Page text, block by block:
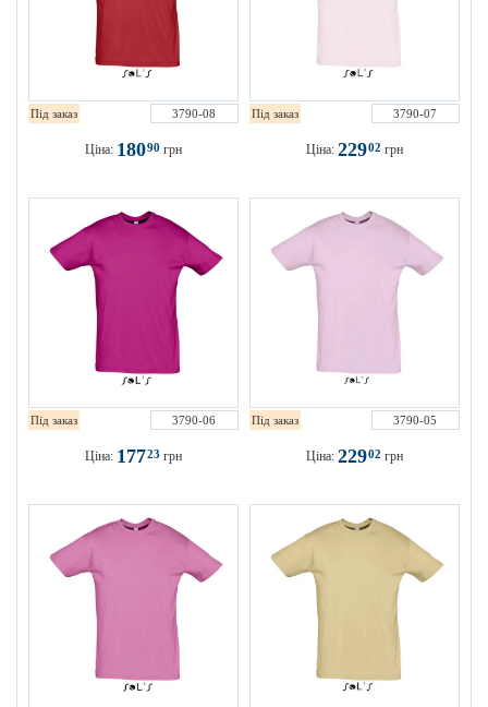
Під заказ 3790-08
Ціна: 18090 грн
Під заказ 3790-07
Ціна: 22902 грн
Під заказ 3790-06
Ціна: 17723 грн
Під заказ 3790-05
Ціна: 22902 грн